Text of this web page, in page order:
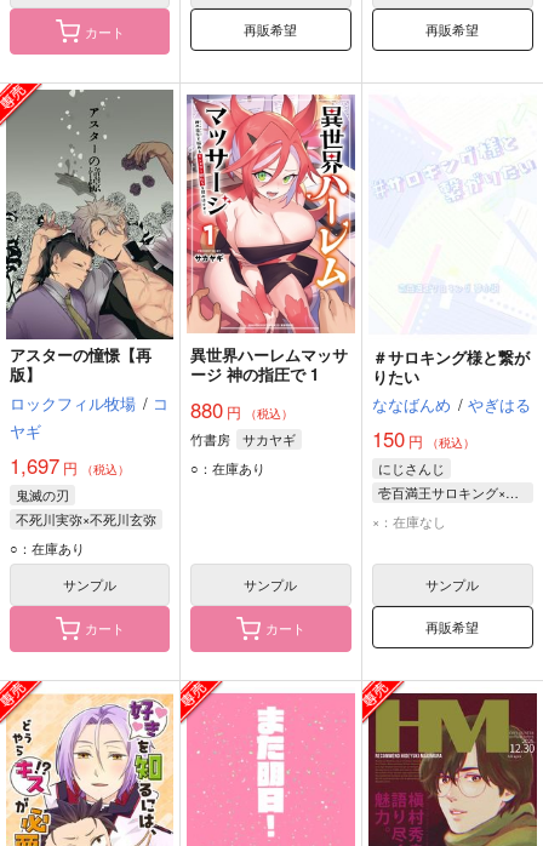
カート 再販希望 再販希望
アスターの憧憬【再
版】
ロックフィル牧場 / コ
ヤギ
1,697 円 （税込）
鬼滅の刃
不死川実弥×不死川玄弥
不死川実弥
不死川玄弥
○：在庫あり
サンプル
カート
異世界ハーレムマッサ
ージ 神の指圧で 1
880 円 （税込）
竹書房
サカヤギ
○：在庫あり
サンプル
カート
＃サロキング様と繋が
りたい
ななばんめ / やぎはる
150円 （税込）
にじさんじ
壱百満王サロキング×あなた
壱百満王サロキング
×：在庫なし
サンプル
再販希望